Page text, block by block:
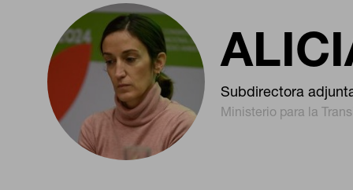
Subdirectora
Ministerio para la